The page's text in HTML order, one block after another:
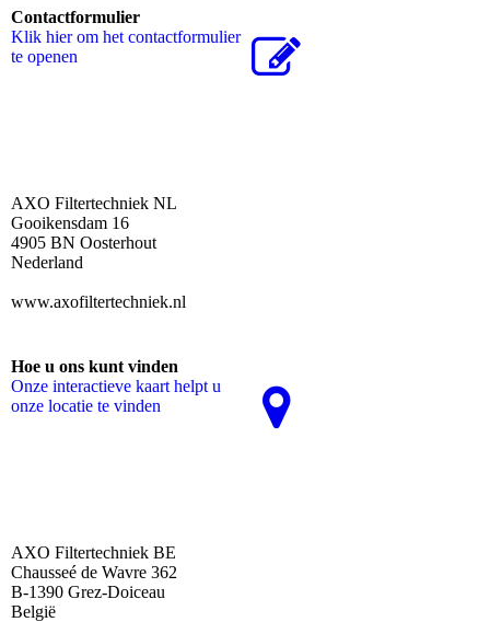
Contactformulier
Klik hier om het contactformulier
te openen
AXO Filtertechniek NL
Gooikensdam 16
4905 BN Oosterhout
Nederland
www.axofiltertechniek.nl
Hoe u ons kunt vinden
Onze interactieve kaart helpt u
onze locatie te vinden
AXO Filtertechniek BE
Chausseé de Wavre 362
B-1390 Grez-Doiceau
België